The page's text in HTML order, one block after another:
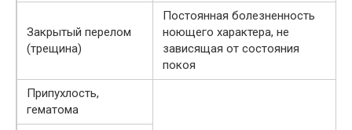
Закрытый перелом
(трещина)
Постоянная болезненность
ноющего характера, не
зависящая от состояния
покоя
Припухлость,
гематома